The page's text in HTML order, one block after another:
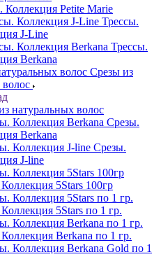
Коллекция Petite Marie
Трессы.
J-Line
Трессы.
Berkana
Срезы из
натуральных волос
Срезы.
Berkana
Срезы.
J-line
5Stars 100гр
5Stars по 1 гр.
Berkana по 1 гр.